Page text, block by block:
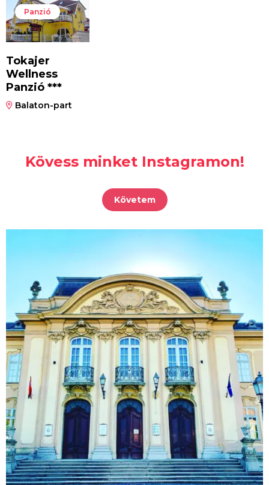
Panzió
Tokajer
Wellness
Panzió ***
Balaton-part
Kövess minket Instagramon!
Követem